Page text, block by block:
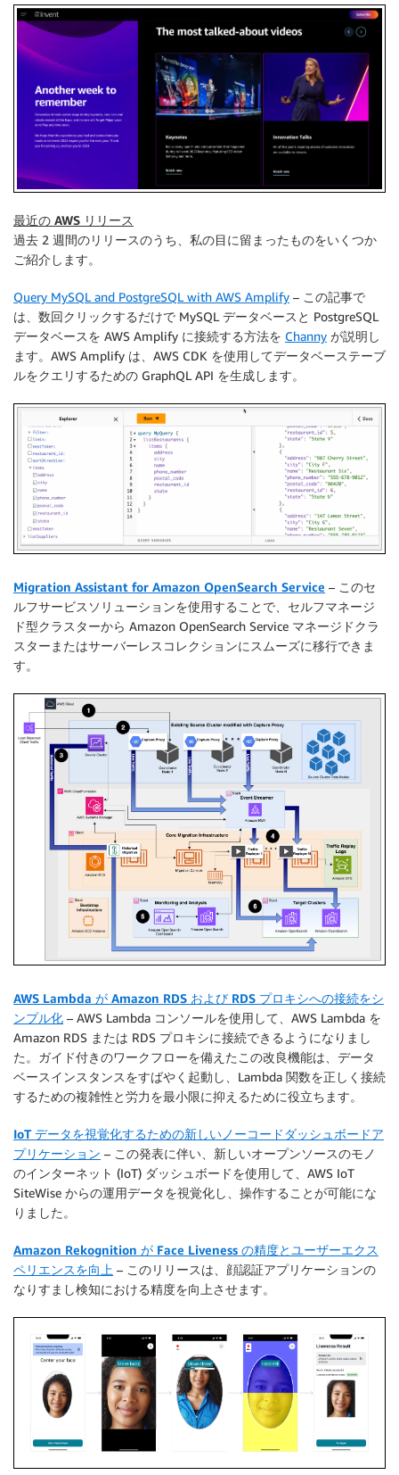
最近の AWS リリース
過去 2 週間のリリースのうち、私の目に留まったものをいくつか
ご紹介します。
Query MySQL and PostgreSQL with AWS Amplify – この記事で
は、数回クリックするだけで MySQL データベースと PostgreSQL
データベースを AWS Amplify に接続する方法を Channy が説明し
ます。AWS Amplify は、AWS CDK を使用してデータベーステーブ
ルをクエリするための GraphQL API を生成します。
Migration Assistant for Amazon OpenSearch Service – このセ
ルフサービスソリューションを使用することで、セルフマネージ
ド型クラスターから Amazon OpenSearch Service マネージドクラ
スターまたはサーバーレスコレクションにスムーズに移行できま
す。
AWS Lambda が Amazon RDS および RDS プロキシへの接続をシ
ンプル化 – AWS Lambda コンソールを使用して、AWS Lambda を
Amazon RDS または RDS プロキシに接続できるようになりまし
た。ガイド付きのワークフローを備えたこの改良機能は、データ
ベースインスタンスをすばやく起動し、Lambda 関数を正しく接続
するための複雑性と労力を最小限に抑えるために役立ちます。
IoT データを視覚化するための新しいノーコードダッシュボードア
プリケーション – この発表に伴い、新しいオープンソースのモノ
のインターネット (IoT) ダッシュボードを使用して、AWS IoT
SiteWise からの運用データを視覚化し、操作することが可能にな
りました。
Amazon Rekognition が Face Liveness の精度とユーザーエクス
ペリエンスを向上 – このリリースは、顔認証アプリケーションの
なりすまし検知における精度を向上させます。